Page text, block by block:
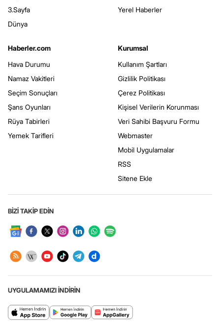
3.Sayfa
Dünya
Yerel Haberler
Haberler.com
Hava Durumu
Namaz Vakitleri
Seçim Sonuçları
Şans Oyunları
Rüya Tabirleri
Yemek Tarifleri
Kurumsal
Kullanım Şartları
Gizlilik Politikası
Çerez Politikası
Kişisel Verilerin Korunması
Veri Sahibi Başvuru Formu
Webmaster
Mobil Uygulamalar
RSS
Sitene Ekle
BİZİ TAKİP EDİN
UYGULAMAMIZI İNDİRİN